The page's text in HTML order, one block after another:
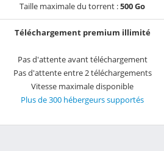
Taille maximale du torrent :500 Go
Téléchargement premium illimité
Pas d'attente avant téléchargement
Pas d'attente entre 2 téléchargements
Vitesse maximale disponible
Plus de 300 hébergeurs supportés